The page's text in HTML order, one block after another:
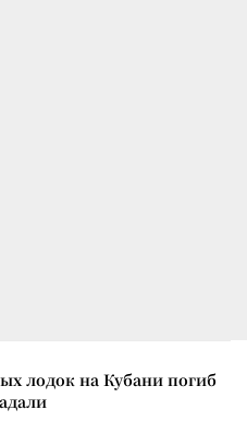
лодок на Кубани погиб